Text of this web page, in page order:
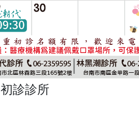
初診診所